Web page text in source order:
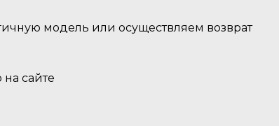
модель или осуществляем возврат
сайте